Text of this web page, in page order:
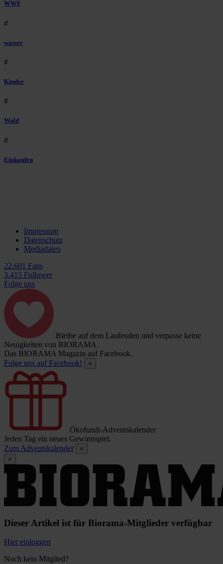
WWF
#
wasser
#
Kinder
#
Wald
#
Einkaufen
Impressum
Datenschutz
Mediadaten
22.601 Fans
3.415 Follower
Folge uns
Bleibe auf dem Laufenden und verpasse keine
Neuigkeiten von BIORAMA.
Das BIORAMA Magazin auf Facebook.
Folge uns auf Facebook!
×
Ökofundi-Adventskalender
Jeden Tag ein neues Gewinnspiel.
Zum Adventskalender
×
×
Dieser Artikel ist für Biorama-Mitglieder verfügbar
Hier einloggen
Noch kein Mitglied?